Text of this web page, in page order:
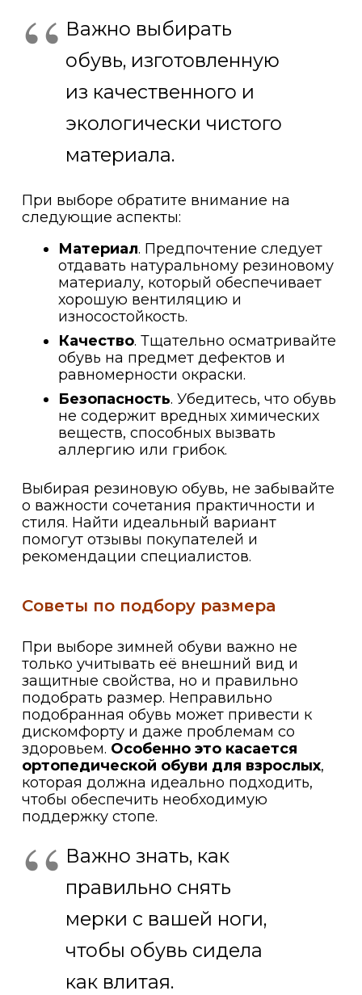
Важно выбирать
обувь, изготовленную
из качественного и
экологически чистого
материала.
При выборе обратите внимание на
следующие аспекты:
Материал. Предпочтение следует
отдавать натуральному резиновому
материалу, который обеспечивает
хорошую вентиляцию и
износостойкость.
Качество. Тщательно осматривайте
обувь на предмет дефектов и
равномерности окраски.
Безопасность. Убедитесь, что обувь
не содержит вредных химических
веществ, способных вызвать
аллергию или грибок.
Выбирая резиновую обувь, не забывайте
о важности сочетания практичности и
стиля. Найти идеальный вариант
помогут отзывы покупателей и
рекомендации специалистов.
Советы по подбору размера
При выборе зимней обуви важно не
только учитывать её внешний вид и
защитные свойства, но и правильно
подобрать размер. Неправильно
подобранная обувь может привести к
дискомфорту и даже проблемам со
здоровьем. Особенно это касается
ортопедической обуви для взрослых,
которая должна идеально подходить,
чтобы обеспечить необходимую
поддержку стопе.
Важно знать, как
правильно снять
мерки с вашей ноги,
чтобы обувь сидела
как влитая.